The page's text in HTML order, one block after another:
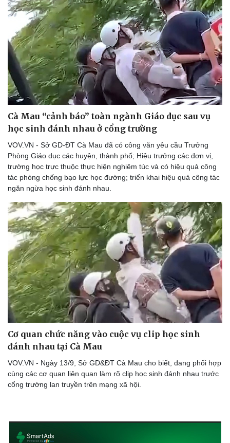
Cà Mau “cảnh báo” toàn ngành Giáo dục sau vụ
học sinh đánh nhau ở cổng trường
VOV.VN - Sở GD-ĐT Cà Mau đã có công văn yêu cầu Trưởng
Phòng Giáo dục các huyện, thành phố; Hiệu trưởng các đơn vị,
trường học trực thuộc thực hiện nghiêm túc và có hiệu quả công
tác phòng chống bạo lực học đường; triển khai hiệu quả công tác
ngăn ngừa học sinh đánh nhau.
Cơ quan chức năng vào cuộc vụ clip học sinh
đánh nhau tại Cà Mau
VOV.VN - Ngày 13/9, Sở GD&ĐT Cà Mau cho biết, đang phối hợp
cùng các cơ quan liên quan làm rõ clip học sinh đánh nhau trước
cổng trường lan truyền trên mạng xã hội.